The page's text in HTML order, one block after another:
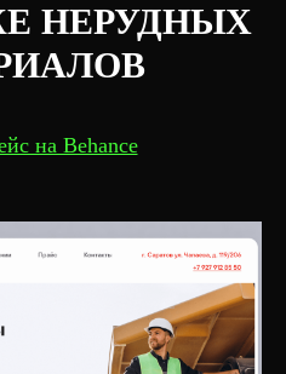
НЕРУДНЫХ
на Behance